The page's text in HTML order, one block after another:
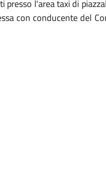
presso l'area taxi di
con conducente del